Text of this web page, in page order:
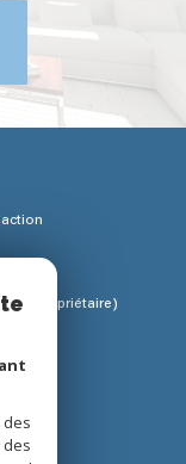
/ Copropriétaire)